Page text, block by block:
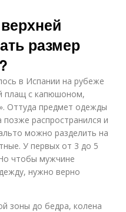
размер
в Испании на рубеже
плащ с капюшоном,
Оттуда предмет одежды
распространился и
можно разделить на
У первых от 3 до 5
чтобы мужчине
нужно верно
зоны до бедра, колена